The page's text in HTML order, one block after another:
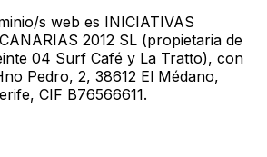
s web es INICIATIVAS
2012 SL (propietaria de
04 Surf Café y La Tratto), con
Pedro, 2, 38612 El Médano,
CIF B76566611.